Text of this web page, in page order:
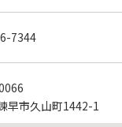
7344
早市久山町1442-1